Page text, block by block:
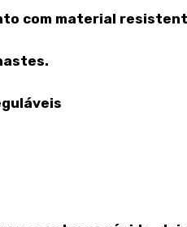
com material